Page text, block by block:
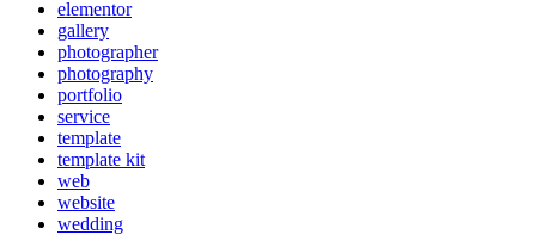
elementor
gallery
photographer
photography
portfolio
service
template
template kit
web
website
wedding